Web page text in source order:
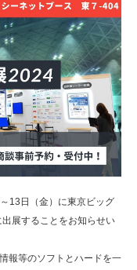
13日（金）に東京ビッグ
展することをお知らせい
報等のソフトとハードを一